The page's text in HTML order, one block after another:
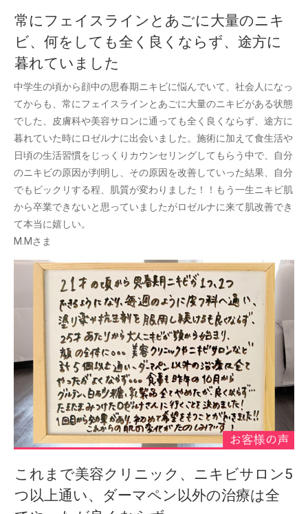
常にフェイスラインとあごに大量のニキ
ビ、何をしても全く良くならず、途方に
暮れていました
中学生の頃から顔中の思春期ニキビに悩んでいて、社会人になっ
てからも、常にフェイスラインとあごに大量のニキビがある状態
でした、皮膚科や美容サロンに通っても全く良くならず、途方に
暮れていた時にロゼルナに出会いました。施術に加えて食生活や
日頃の生活習慣をじっくりカウンセリングしてもらう中で、自分
のニキビの原因が判明し、その原因を改善していった結果、自分
でもビックリする程、肌質が変わりました！！もう一生ニキビ肌
から卒業できないと思っていましたがロゼルナに来て肌改善でき
て本当に嬉しい。
M.Mさま
これまで美容クリニック、ニキビサロン5
つ以上通い、ダーマペン以外の治療は全